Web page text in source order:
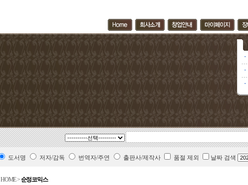
ㆍ
ㆍ
ㆍ
도서명 저자/감독 번역자/주연 출판사/제작사 품절 제외 날짜 검색
HOME >순정코믹스